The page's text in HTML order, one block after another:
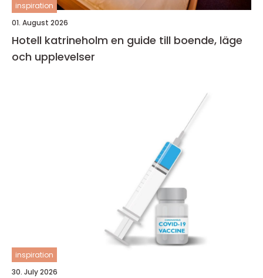
inspiration
01. August 2026
Hotell katrineholm en guide till boende, läge
och upplevelser
inspiration
30. July 2026